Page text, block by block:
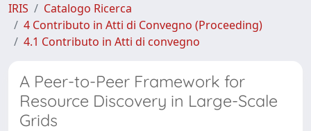
IRIS
Catalogo Ricerca
4 Contributo in Atti di Convegno (Proceeding)
4.1 Contributo in Atti di convegno
A Peer-to-Peer Framework for
Resource Discovery in Large-Scale
Grids